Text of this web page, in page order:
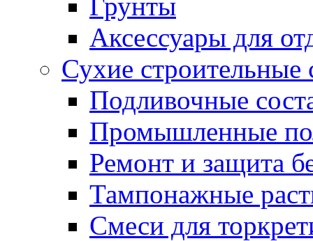
Аксессуары для
Сухие строительные
Подливочные
Промышленные
Ремонт и защита
Тампонажные
Смеси для